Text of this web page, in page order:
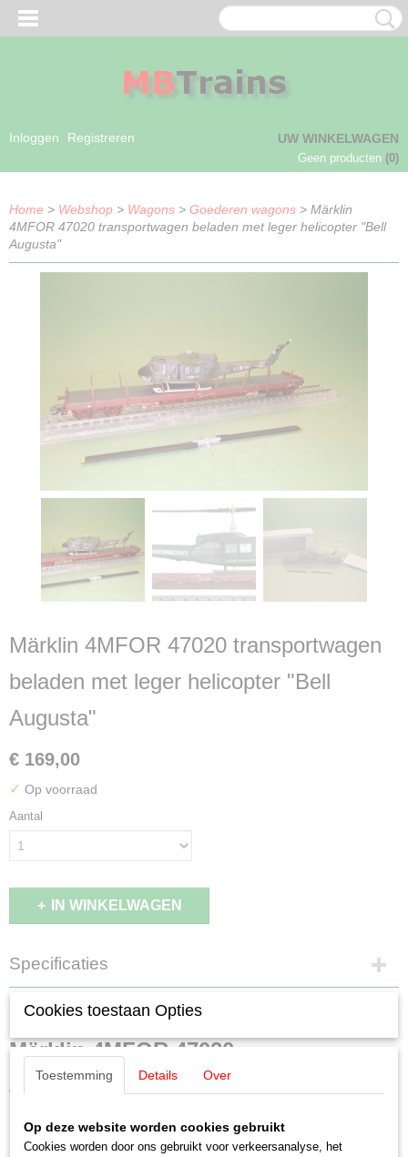
Inloggen Registreren UW WINKELWAGEN
Geen producten (0)
Home > Webshop > Wagons > Goederen wagons > Märklin
4MFOR 47020 transportwagen beladen met leger helicopter "Bell
Augusta"
Märklin 4MFOR 47020 transportwagen
beladen met leger helicopter "Bell
Augusta"
€ 169,00
✓ Op voorraad
Aantal
IN WINKELWAGEN
Specificaties
4001883470207
Productcode leverancier
47020
Schaal
H0 (1:87)
Gebruikt
Omschrijving
Märklin 4MFOR 47020
transportwagen beladen met leger
helicopter "Bell Augusta"
Cookies toestaan Opties
Toestemming Details Over
Op deze website worden cookies gebruikt
Cookies worden door ons gebruikt voor verkeersanalyse, het